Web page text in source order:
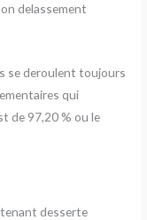
delassement
se deroulent toujours
qui
de 97,20 % ou le
desserte